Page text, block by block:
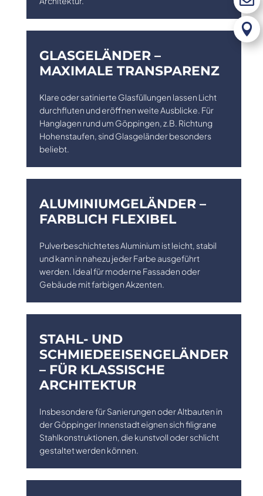
GLASGELÄNDER –
MAXIMALE TRANSPARENZ
Klare oder satinierte Glasfüllungen lassen Licht
durchfluten und eröffnen weite Ausblicke. Für
Hanglagen rund um Göppingen, z.B. Richtung
Hohenstaufen, sind Glasgeländer besonders
beliebt.
ALUMINIUMGELÄNDER –
FARBLICH FLEXIBEL
Pulverbeschichtetes Aluminium ist leicht, stabil
und kann in nahezu jeder Farbe ausgeführt
werden. Ideal für moderne Fassaden oder
Gebäude mit farbigen Akzenten.
STAHL- UND
SCHMIEDEEISENGELÄNDER
– FÜR KLASSISCHE
ARCHITEKTUR
Insbesondere für Sanierungen oder Altbauten in
der Göppinger Innenstadt eignen sich filigrane
Stahlkonstruktionen, die kunstvoll oder schlicht
gestaltet werden können.
